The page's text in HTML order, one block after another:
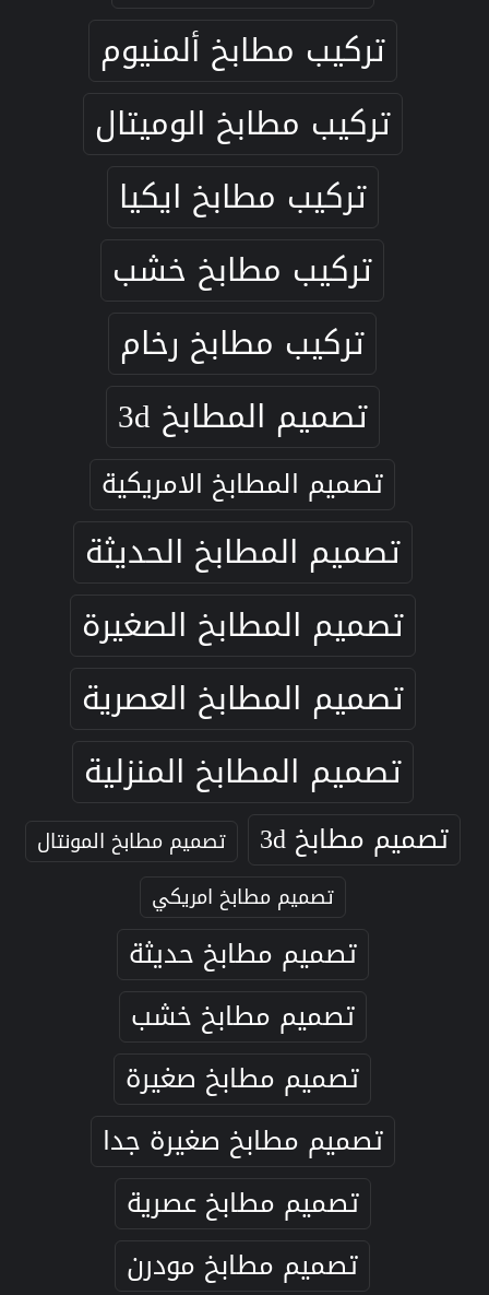
تركيب مطابخ ألمنيوم
تركيب مطابخ الوميتال
تركيب مطابخ ايكيا
تركيب مطابخ خشب
تركيب مطابخ رخام
تصميم المطابخ 3d
تصميم المطابخ الامريكية
تصميم المطابخ الحديثة
تصميم المطابخ الصغيرة
تصميم المطابخ العصرية
تصميم المطابخ المنزلية
تصميم مطابخ 3d
تصميم مطابخ المونتال
تصميم مطابخ امريكي
تصميم مطابخ حديثة
تصميم مطابخ خشب
تصميم مطابخ صغيرة
تصميم مطابخ صغيرة جدا
تصميم مطابخ عصرية
تصميم مطابخ مودرن